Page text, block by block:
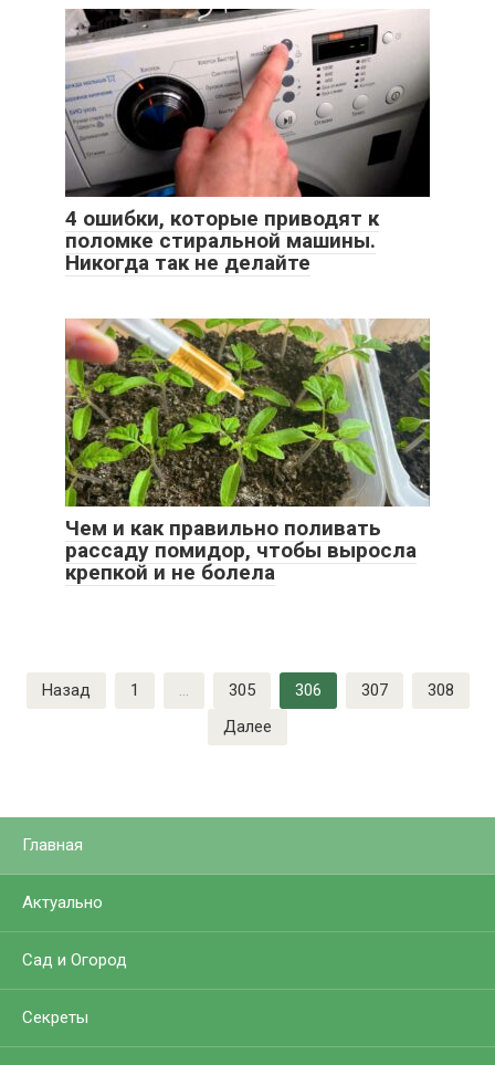
4 ошибки, которые приводят к
поломке стиральной машины.
Никогда так не делайте
Чем и как правильно поливать
рассаду помидор, чтобы выросла
крепкой и не болела
Пагинация
записей
Назад 1 … 305 306 307
308
Далее
Главная
Актуально
Сад и Огород
Секреты